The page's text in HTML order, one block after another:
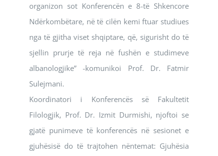
organizon sot Konferencën e 8-të Shkencore
Ndërkombëtare, në të cilën kemi ftuar studiues
nga të gjitha viset shqiptare, që, sigurisht do të
sjellin prurje të reja në fushën e studimeve
albanologjike” -komunikoi Prof. Dr. Fatmir
Sulejmani.
Koordinatori i Konferencës së Fakultetit
Filologjik, Prof. Dr. Izmit Durmishi, njoftoi se
gjatë punimeve të konferencës në sesionet e
gjuhësisë do të trajtohen nëntemat: Gjuhësia